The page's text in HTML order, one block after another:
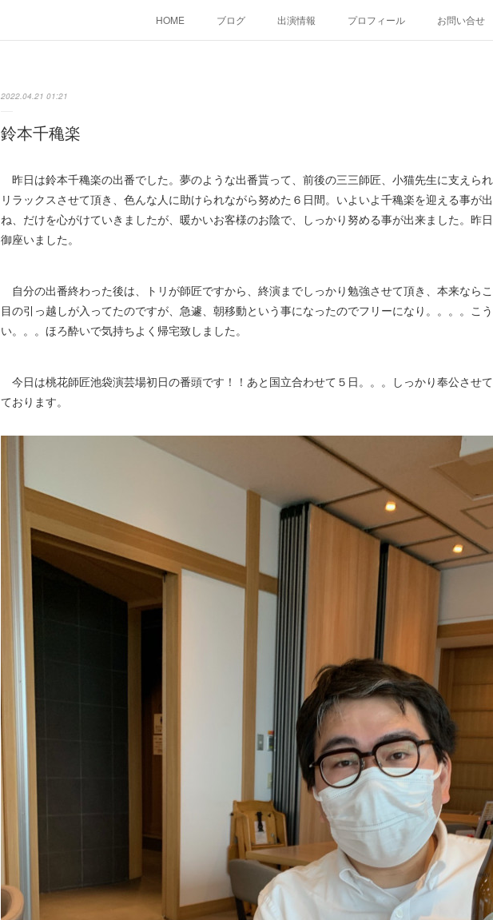
HOME ブログ 出演情報 プロフィール お問い合せ
2022.04.21 01:21
鈴本千穐楽
昨日は鈴本千穐楽の出番でした。夢のような出番貰って、前後の三三師匠、小猫先生に支えら
リラックスさせて頂き、色んな人に助けられながら努めた６日間。いよいよ千穐楽を迎える事が
ね、だけを心がけていきましたが、暖かいお客様のお陰で、しっかり努める事が出来ました。昨
御座いました。
自分の出番終わった後は、トリが師匠ですから、終演までしっかり勉強させて頂き、本来なら
目の引っ越しが入ってたのですが、急遽、朝移動という事になったのでフリーになり。。。。こ
い。。。ほろ酔いで気持ちよく帰宅致しました。
今日は桃花師匠池袋演芸場初日の番頭です！！あと国立合わせて５日。。。しっかり奉公させ
ております。